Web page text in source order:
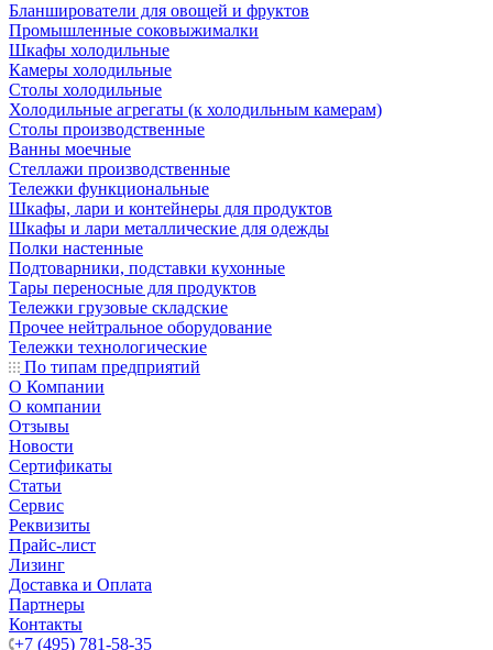
Бланширователи для овощей и фруктов
Промышленные соковыжималки
Шкафы холодильные
Камеры холодильные
Столы холодильные
Холодильные агрегаты (к холодильным камерам)
Столы производственные
Ванны моечные
Стеллажи производственные
Тележки функциональные
Шкафы, лари и контейнеры для продуктов
Шкафы и лари металлические для одежды
Полки настенные
Подтоварники, подставки кухонные
Тары переносные для продуктов
Тележки грузовые складские
Прочее нейтральное оборудование
Тележки технологические
По типам предприятий
О Компании
О компании
Отзывы
Новости
Сертификаты
Статьи
Сервис
Реквизиты
Прайс-лист
Лизинг
Доставка и Оплата
Партнеры
Контакты
+7 (495) 781-58-35